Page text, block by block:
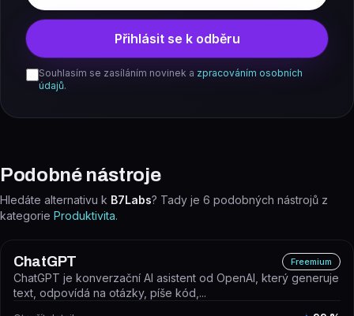
Přihlásit se k odběru
Souhlasím se zasíláním novinek a zpracováním osobních
údajů.
Podobné nástroje
Hledáte alternativu k B7Labs? Tady je 6 podobných nástrojů z
kategorie Produktivita.
ChatGPT Freemium
ChatGPT je konverzační AI asistent od OpenAI, který generuje
text, odpovídá na otázky, píše kód,...